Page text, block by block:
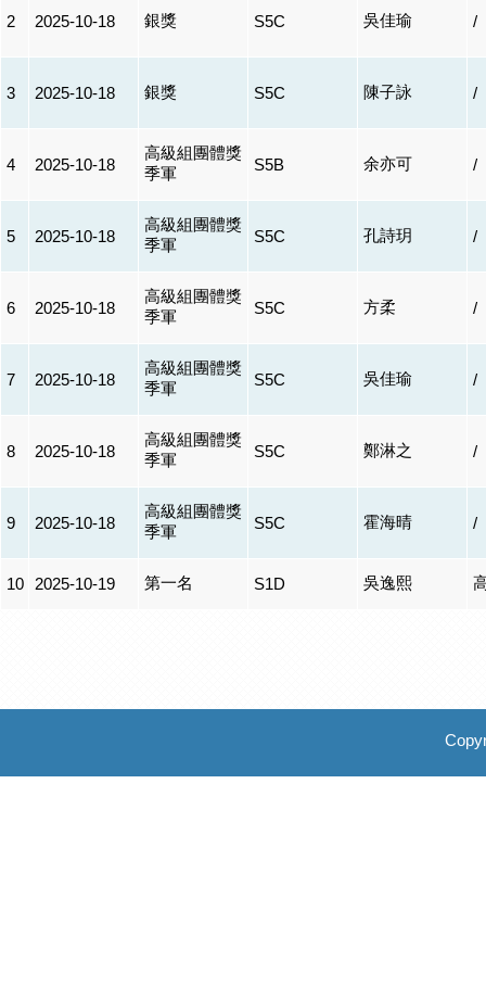
2 2025-10-18 銀獎 S5C 吳佳瑜 /
3 2025-10-18 銀獎 S5C 陳子詠 /
4 2025-10-18
高級組團體獎
季軍
S5B 余亦可 /
5 2025-10-18
高級組團體獎
季軍
S5C 孔詩玥 /
6 2025-10-18
高級組團體獎
季軍
S5C 方柔 /
7 2025-10-18
高級組團體獎
季軍
S5C 吳佳瑜 /
8 2025-10-18
高級組團體獎
季軍
S5C 鄭淋之 /
9 2025-10-18
高級組團體獎
季軍
S5C 霍海晴 /
10 2025-10-19 第一名 S1D 吳逸熙